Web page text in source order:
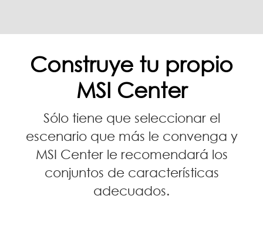
Construye tu propio
MSI Center
Sólo tiene que seleccionar el
escenario que más le convenga y
MSI Center le recomendará los
conjuntos de características
adecuados.